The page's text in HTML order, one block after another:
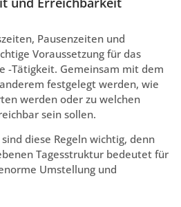
Pausenzeiten und
Voraussetzung für das
-Tätigkeit. Gemeinsam mit dem
festgelegt werden, wie
werden oder zu welchen
sein sollen.
diese Regeln wichtig, denn
Tagesstruktur bedeutet für
Umstellung und